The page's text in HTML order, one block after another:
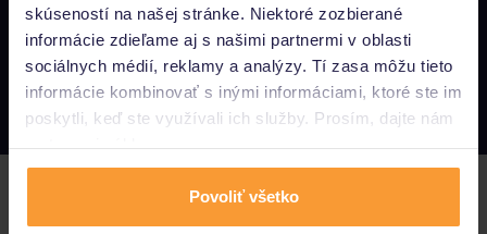
skúseností na našej stránke. Niektoré zozbierané
informácie zdieľame aj s našimi partnermi v oblasti
sociálnych médií, reklamy a analýzy. Tí zasa môžu tieto
informácie kombinovať s inými informáciami, ktoré ste im
poskytli, keď ste využívali ich služby. Prosím, dajte nám
na to svoj súhlas.
Povoliť všetko
Napíšte nám
info@porovnajto.sk
Zavolajte nám
0800 400 300